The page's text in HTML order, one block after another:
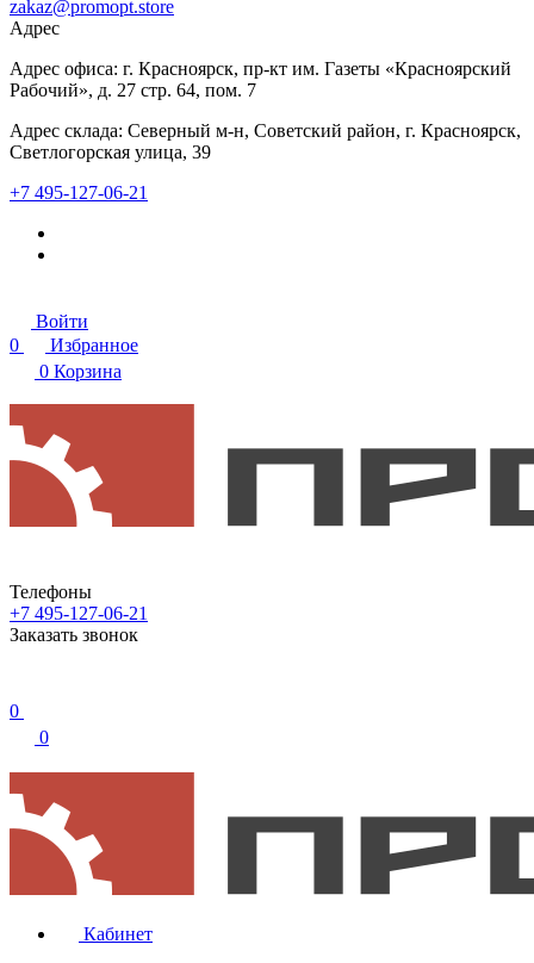
zakaz@promopt.store
Адрес
Адрес офиса: г. Красноярск, пр-кт им. Газеты «Красноярский
Рабочий», д. 27 стр. 64, пом. 7
Адрес склада: Северный м-н, Советский район, г. Красноярск,
Светлогорская улица, 39
+7 495-127-06-21
Войти
0
Избранное
0 Корзина
Телефоны
+7 495-127-06-21
Заказать звонок
0
0
Кабинет